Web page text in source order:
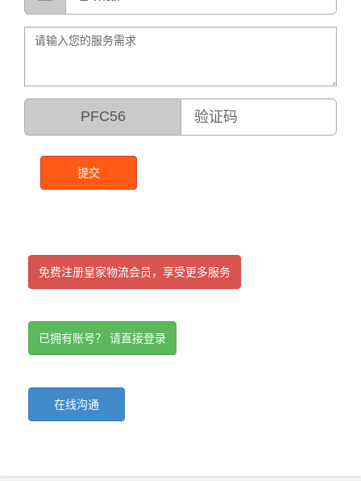
PFC56
提交
免费注册皇家物流会员，享受更多服务
已拥有账号？ 请直接登录
在线沟通